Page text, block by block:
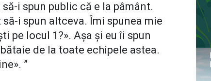
i spun public că e la pâmânt.
i spun altceva. Îmi spunea mie
pe locul 1?». Așa și eu îi spun
de la toate echipele astea.
”